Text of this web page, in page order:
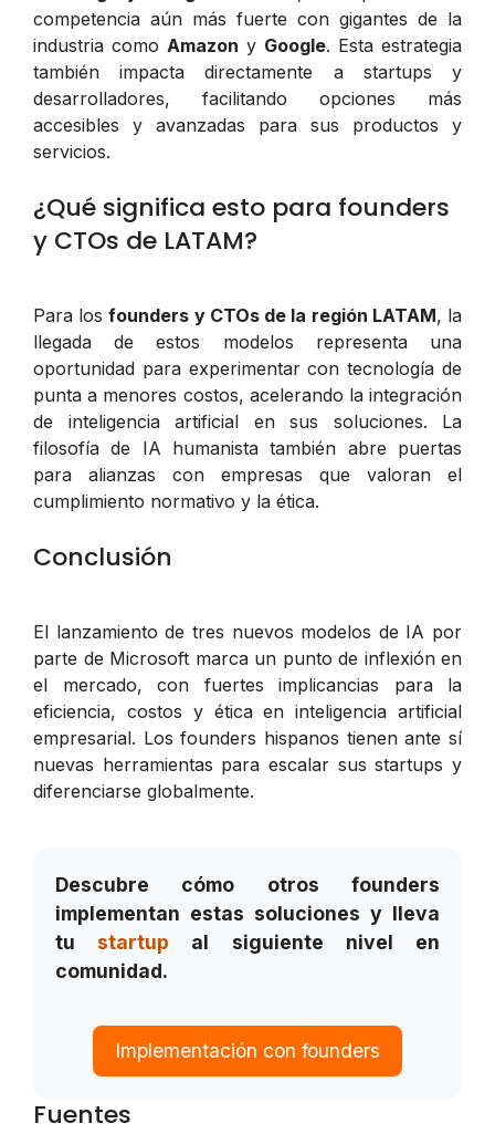
competencia aún más fuerte con gigantes de la
industria como Amazon y Google. Esta estrategia
también impacta directamente a startups y
desarrolladores, facilitando opciones más
accesibles y avanzadas para sus productos y
servicios.
¿Qué significa esto para founders
y CTOs de LATAM?
Para losfounders y CTOs de la región LATAM, la
llegada de estos modelos representa una
oportunidad para experimentar con tecnología de
punta a menores costos, acelerando la integración
de inteligencia artificial en sus soluciones. La
filosofía de IA humanista también abre puertas
para alianzas con empresas que valoran el
cumplimiento normativo y la ética.
Conclusión
El lanzamiento de tres nuevos modelos de IA por
parte de Microsoft marca un punto de inflexión en
el mercado, con fuertes implicancias para la
eficiencia, costos y ética en inteligencia artificial
empresarial. Los founders hispanos tienen ante sí
nuevas herramientas para escalar sus startups y
diferenciarse globalmente.
Descubre cómo otros founders
implementan estas soluciones y lleva
tustartup al siguiente nivel en
comunidad.
Implementación con founders
Fuentes